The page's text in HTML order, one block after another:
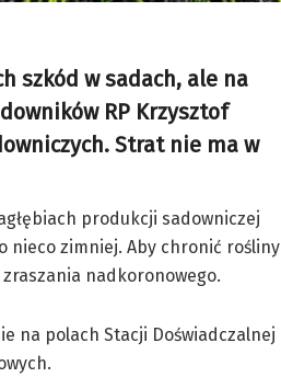
szkód w sadach, ale na
RP Krzysztof
Strat nie ma w
produkcji sadowniczej
nieco zimniej. Aby chronić rośliny
nadkoronowego.
na polach Stacji Doświadczalnej